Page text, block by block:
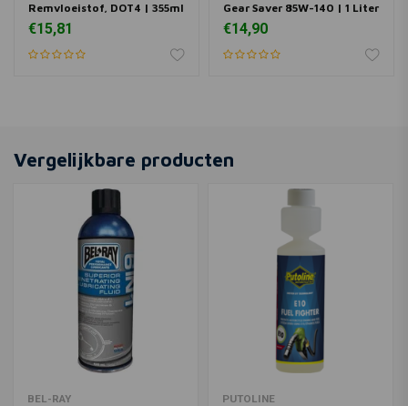
Remvloeistof, DOT4 | 355ml
€15,81
Gear Saver 85W-140 | 1 Liter
€14,90
Vergelijkbare producten
BEL-RAY PUTOLINE